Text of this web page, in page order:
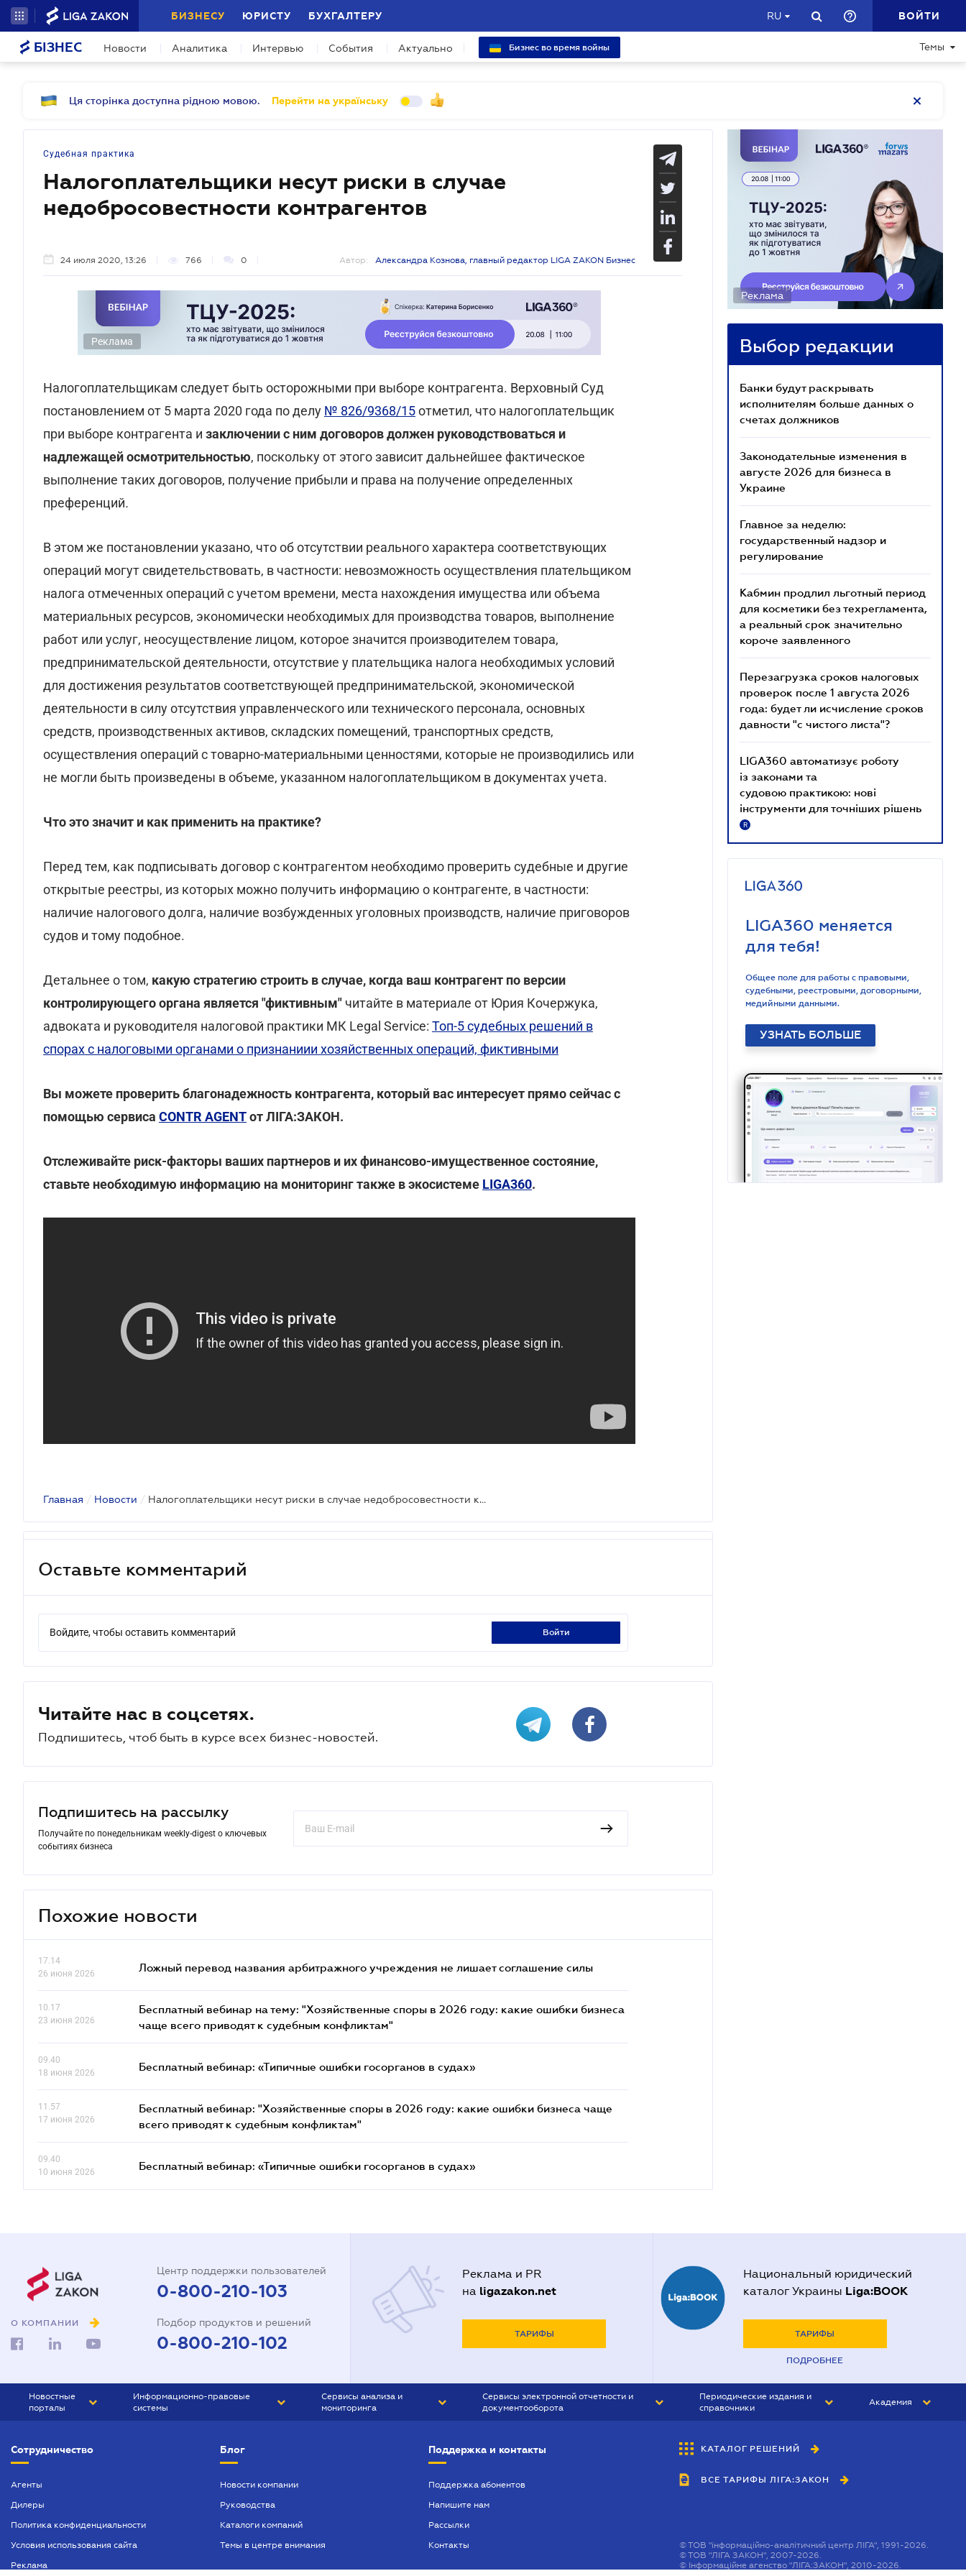
БИЗНЕСУ ЮРИСТУ БУХГАЛТЕРУ RU ВОЙТИ
БІЗНЕС Новости Аналитика Интервью События Актуально Бизнес во время войны Темы
Ця сторінка доступна рідною мовою. Перейти на українську
Судебная практика
Налогоплательщики несут риски в случае
недобросовестности контрагентов
24 июля 2020, 13:26 766 0 Автор: Александра Кознова, главный редактор LIGA ZAKON Бизнес
Реклама
Налогоплательщикам следует быть осторожными при выборе контрагента. Верховный Суд
постановлением от 5 марта 2020 года по делу № 826/9368/15отметил, что налогоплательщик
при выборе контрагента и заключении с ним договоров должен руководствоваться и
надлежащей осмотрительностью, поскольку от этого зависит дальнейшее фактическое
выполнение таких договоров, получение прибыли и права на получение определенных
преференций.
В этом же постановлении указано, что об отсутствии реального характера соответствующих
операций могут свидетельствовать, в частности: невозможность осуществления плательщиком
налога отмеченных операций с учетом времени, места нахождения имущества или объема
материальных ресурсов, экономически необходимых для производства товаров, выполнение
работ или услуг, неосуществление лицом, которое значится производителем товара,
предпринимательской деятельности, отсутствие у плательщика налога необходимых условий
для достижения результатов соответствующей предпринимательской, экономической
деятельности в силу отсутствия управленческого или технического персонала, основных
средств, производственных активов, складских помещений, транспортных средств,
осуществления операций с товарно-материальными ценностями, которые не производились или
не могли быть произведены в объеме, указанном налогоплательщиком в документах учета.
Что это значит и как применить на практике?
Перед тем, как подписывать договор с контрагентом необходимо проверить судебные и другие
открытые реестры, из которых можно получить информацию о контрагенте, в частности:
наличие налогового долга, наличие возбужденных уголовных производств, наличие приговоров
судов и тому подобное.
Детальнее о том, какую стратегию строить в случае, когда ваш контрагент по версии
контролирующего органа является "фиктивным" читайте в материале от Юрия Кочержука,
адвоката и руководителя налоговой практики МК Legal Service: Топ-5 судебных решений в
спорах с налоговыми органами о признаниии хозяйственных операций, фиктивными
Вы можете проверить благонадежность контрагента, который вас интересует прямо сейчас с
помощью сервиса CONTR AGENTот ЛІГА:ЗАКОН.
Отслеживайте риск-факторы ваших партнеров и их финансово-имущественное состояние,
ставьте необходимую информацию на мониторинг также в экосистеме LIGA360.
Главная / Новости / Налогоплательщики несут риски в случае недобросовестности контрагентов
Оставьте комментарий
Войдите, чтобы оставить комментарий войти
Читайте нас в соцсетях.
Подпишитесь, чтоб быть в курсе всех бизнес-новостей.
Подпишитесь на рассылку
Получайте по понедельникам weekly-digest о ключевых
событиях бизнеса
Похожие новости
17.14
26 июня 2026
Ложный перевод названия арбитражного учреждения не лишает соглашение силы
10.17
23 июня 2026
Бесплатный вебинар на тему: "Хозяйственные споры в 2026 году: какие ошибки бизнеса
чаще всего приводят к судебным конфликтам"
09.40
18 июня 2026
Бесплатный вебинар: «Типичные ошибки госорганов в судах»
11.57
17 июня 2026
Бесплатный вебинар: "Хозяйственные споры в 2026 году: какие ошибки бизнеса чаще
всего приводят к судебным конфликтам"
09.40
10 июня 2026
Бесплатный вебинар: «Типичные ошибки госорганов в судах»
Реклама
Выбор редакции
Банки будут раскрывать
исполнителям больше данных о
счетах должников
Законодательные изменения в
августе 2026 для бизнеса в
Украине
Главное за неделю:
государственный надзор и
регулирование
Кабмин продлил льготный период
для косметики без техрегламента,
а реальный срок значительно
короче заявленного
Перезагрузка сроков налоговых
проверок после 1 августа 2026
года: будет ли исчисление сроков
давности "с чистого листа"?
LIGA360 автоматизує роботу
із законами та
судовою практикою: нові
інструменти для точніших рішень
R
LIGA360 меняется
для тебя!
Общее поле для работы с правовыми,
судебными, реестровыми, договорными,
медийными данными.
УЗНАТЬ БОЛЬШЕ
О КОМПАНИИ
Центр поддержки пользователей
0-800-210-103
Подбор продуктов и решений
0-800-210-102
Реклама и PR
на ligazakon.net
ТАРИФЫ
Национальный юридический
каталог Украины Liga:BOOK
ТАРИФЫ
ПОДРОБНЕЕ
Новостные
порталы
БИЗНЕС
Информационно-правовые
системы
БУХГАЛТЕР ПРОФ
ЮРИСТ ПРОФ
Сервисы анализа и
мониторинга
Сервисы электронной отчетности и
документооборота
Периодические издания и
справочники
БУХГАЛТЕР&ЗАКОН
ВЕСТНИК МСФО
Академия
Сотрудничество
Агенты
Дилеры
Политика конфиденциальности
Условия использования сайта
Реклама
Блог
Новости компании
Руководства
Каталоги компаний
Темы в центре внимания
Поддержка и контакты
Поддержка абонентов
Напишите нам
Рассылки
Контакты
КАТАЛОГ РЕШЕНИЙ
ВСЕ ТАРИФЫ ЛІГА:ЗАКОН
©ТОВ "інформаційно-аналітичний центр ЛІГА", 1991-2026.
©ТОВ "ЛІГА ЗАКОН", 2007-2026.
© Інформаційне агенство "ЛІГА:ЗАКОН", 2010-2026.